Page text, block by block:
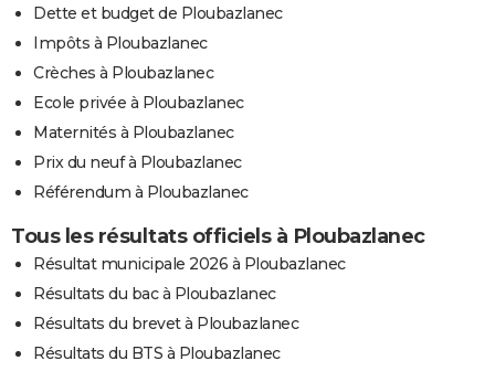
Dette et budget de Ploubazlanec
Impôts à Ploubazlanec
Crèches à Ploubazlanec
Ecole privée à Ploubazlanec
Maternités à Ploubazlanec
Prix du neuf à Ploubazlanec
Référendum à Ploubazlanec
Tous les résultats officiels à Ploubazlanec
Résultat municipale 2026 à Ploubazlanec
Résultats du bac à Ploubazlanec
Résultats du brevet à Ploubazlanec
Résultats du BTS à Ploubazlanec